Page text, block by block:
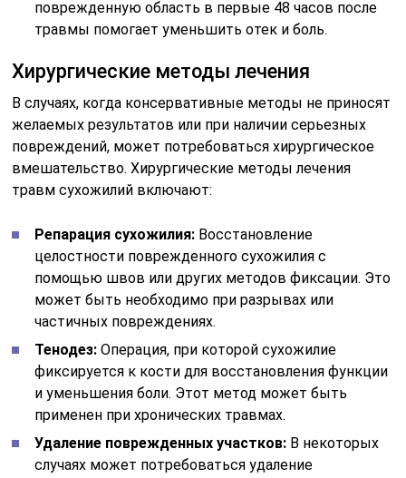
поврежденную область в первые 48 часов после
травмы помогает уменьшить отек и боль.
Хирургические методы лечения
В случаях, когда консервативные методы не приносят
желаемых результатов или при наличии серьезных
повреждений, может потребоваться хирургическое
вмешательство. Хирургические методы лечения
травм сухожилий включают:
Репарация сухожилия: Восстановление
целостности поврежденного сухожилия с
помощью швов или других методов фиксации. Это
может быть необходимо при разрывах или
частичных повреждениях.
Тенодез: Операция, при которой сухожилие
фиксируется к кости для восстановления функции
и уменьшения боли. Этот метод может быть
применен при хронических травмах.
Удаление поврежденных участков: В некоторых
случаях может потребоваться удаление